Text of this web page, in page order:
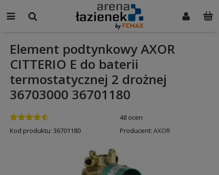
Element podtynkowy AXOR
CITTERIO E do baterii
termostatycznej 2 drożnej
36703000 36701180
48 ocen
Kod produktu: 36701180 Producent: AXOR